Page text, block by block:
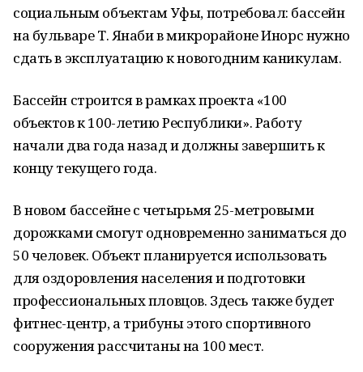
социальным объектам Уфы, потребовал: бассейн
на бульваре Т. Янаби в микрорайоне Инорс нужно
сдать в эксплуатацию к новогодним каникулам.
Бассейн строится в рамках проекта «100
объектов к 100-летию Республики». Работу
начали два года назад и должны завершить к
концу текущего года.
В новом бассейне с четырьмя 25-метровыми
дорожками смогут одновременно заниматься до
50 человек. Объект планируется использовать
для оздоровления населения и подготовки
профессиональных пловцов. Здесь также будет
фитнес-центр, а трибуны этого спортивного
сооружения рассчитаны на 100 мест.